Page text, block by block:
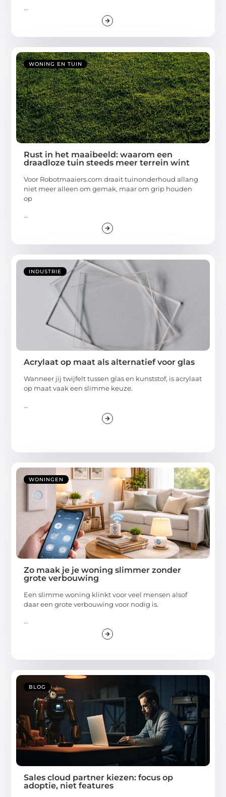
...
WONING EN TUIN
Rust in het maaibeeld: waarom een
draadloze tuin steeds meer terrein wint
Voor Robotmaaiers.com draait tuinonderhoud allang
niet meer alleen om gemak, maar om grip houden
op
...
INDUSTRIE
Acrylaat op maat als alternatief voor glas
Wanneer jij twijfelt tussen glas en kunststof, is acrylaat
op maat vaak een slimme keuze.
...
WONINGEN
Zo maak je je woning slimmer zonder
grote verbouwing
Een slimme woning klinkt voor veel mensen alsof
daar een grote verbouwing voor nodig is.
...
BLOG
Sales cloud partner kiezen: focus op
adoptie, niet features